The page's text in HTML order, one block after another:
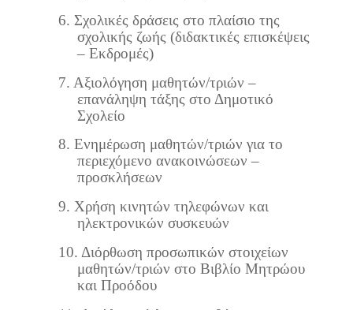
6. Σχολικές δράσεις στο πλαίσιο της
σχολικής ζωής (διδακτικές επισκέψεις
– Εκδρομές)
7. Αξιολόγηση μαθητών/τριών –
επανάληψη τάξης στο Δημοτικό
Σχολείο
8. Ενημέρωση μαθητών/τριών για το
περιεχόμενο ανακοινώσεων –
προσκλήσεων
9. Χρήση κινητών τηλεφώνων και
ηλεκτρονικών συσκευών
10. Διόρθωση προσωπικών στοιχείων
μαθητών/τριών στο Βιβλίο Μητρώου
και Προόδου